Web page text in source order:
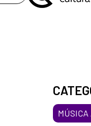
MÚSICA